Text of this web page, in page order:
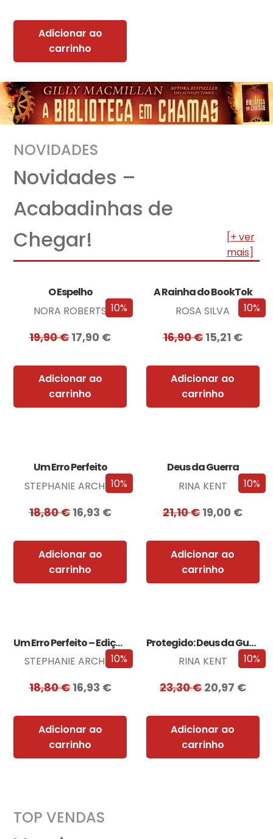
Adicionar ao
carrinho
NOVIDADES
Novidades –
Acabadinhas de
Chegar!
[+ ver
mais]
10%
O Espelho
NORA ROBERTS
19,90€17,90 €
Adicionar ao
carrinho
10%
A Rainha do BookTok
ROSA SILVA
16,90€ 15,21 €
Adicionar ao
carrinho
10%
Um Erro Perfeito
STEPHANIE ARCHER
18,80€ 16,93 €
Adicionar ao
carrinho
10%
Deus da Guerra
RINA KENT
21,10€19,00 €
Adicionar ao
carrinho
10%
Um Erro Perfeito – Edição com EDGES
STEPHANIE ARCHER
18,80€ 16,93 €
Adicionar ao
carrinho
10%
Protegido: Deus da Guerra Edição com EDGES
RINA KENT
23,30€ 20,97 €
Adicionar ao
carrinho
TOP VENDAS